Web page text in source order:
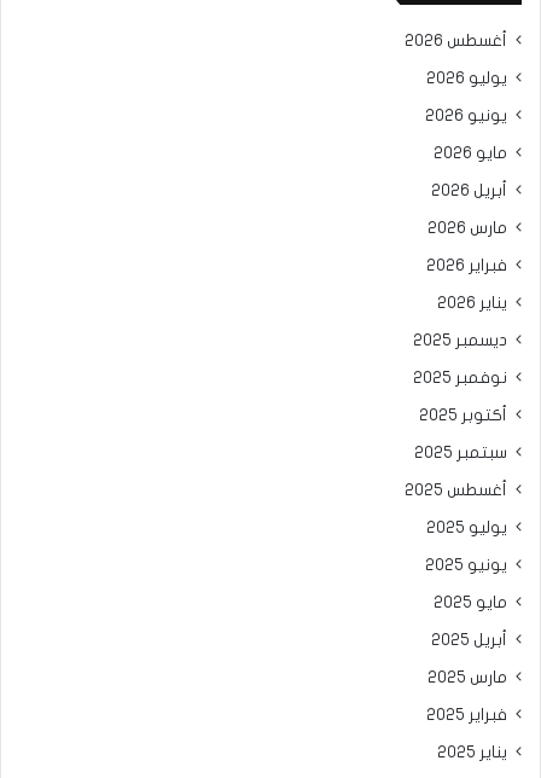
أغسطس 2026
يوليو 2026
يونيو 2026
مايو 2026
أبريل 2026
مارس 2026
فبراير 2026
يناير 2026
ديسمبر 2025
نوفمبر 2025
أكتوبر 2025
سبتمبر 2025
أغسطس 2025
يوليو 2025
يونيو 2025
مايو 2025
أبريل 2025
مارس 2025
فبراير 2025
يناير 2025